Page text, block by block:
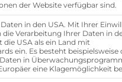
Mitarbeiter
der Website verfügbar sind.
in den USA. Mit Ihrer
Verarbeitung Ihrer Daten in
die USA als ein Land mit
ein. Es besteht beispielsweise
in
eine Klagemöglichkeit